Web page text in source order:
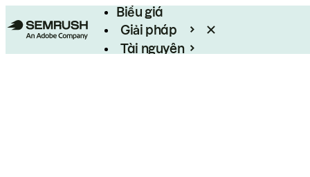
Biểu giá
Giải pháp
Tài nguyên